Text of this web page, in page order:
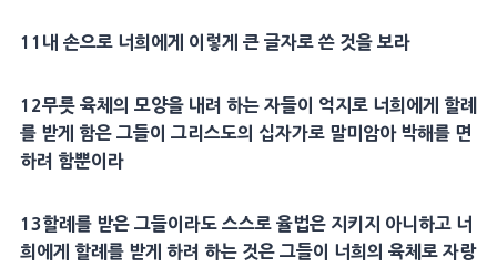
11 내 손으로 너희에게 이렇게 큰 글자로 쓴 것을 보라
12무릇육체의 모양을 내려 하는 자들이 억지 로 너희에게 할례
를 받게 함은 그들이 그리스도의 십자가로 말미암아 박해를 면
하려 함뿐이라
13할례 를 받은 그들이라도 스스로 율법은 지키지 아니하고 너
희에게 할례 를 받게 하려 하는 것은 그들이 너희의 육체로 자랑